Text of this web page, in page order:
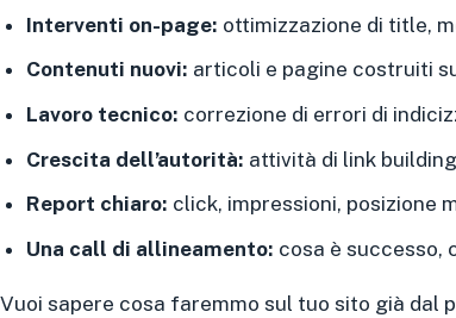
Interventi on-page: ottimizzazione di title,
Contenuti nuovi: articoli e pagine costruiti
Lavoro tecnico: correzione di errori di
Crescita dell’autorità: attività di link
Report chiaro: click, impressioni, posizione
Una call di allineamento: cosa è successo,
Vuoi sapere cosa faremmo sul tuo sito già dal